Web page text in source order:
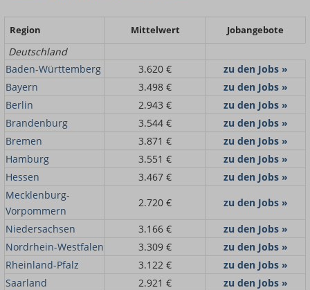
Region Mittelwert Jobangebote
Deutschland
Baden-Württemberg
3.620 €
zu den Jobs »
Bayern
3.498 €
zu den Jobs »
Berlin
2.943 €
zu den Jobs »
Brandenburg
3.544 €
zu den Jobs »
Bremen
3.871 €
zu den Jobs »
Hamburg
3.551 €
zu den Jobs »
Hessen
3.467 €
zu den Jobs »
Mecklenburg-
Vorpommern
2.720 €
zu den Jobs »
Niedersachsen
3.166 €
zu den Jobs »
Nordrhein-Westfalen
3.309 €
zu den Jobs »
Rheinland-Pfalz
3.122 €
zu den Jobs »
Saarland
2.921 €
zu den Jobs »